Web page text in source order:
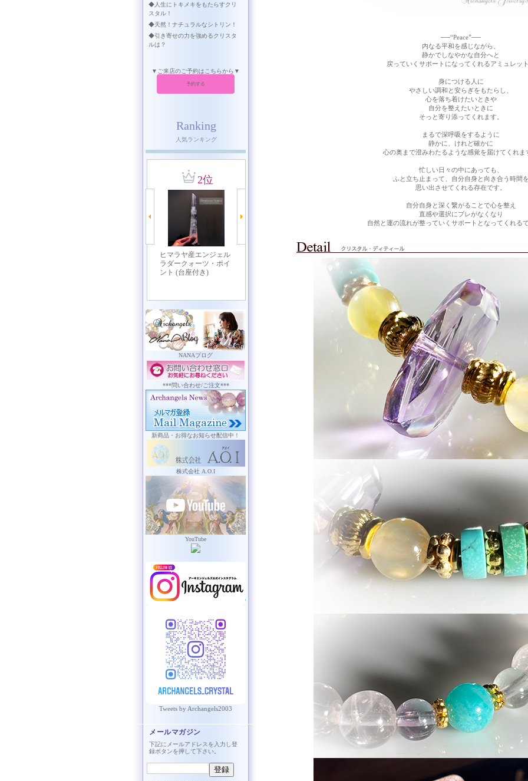
◆人生にトキメキをもたらすクリ
スタル！
◆天然！ナチュラルなシトリン！
◆引き寄せの力を強めるクリスタ
ルは？
▼ご来店のご予約はこちらから▼
予約する
Ranking
人気ランキング
NANAブログ
***問い合わせ/ご注文***
新商品・お得なお知らせ配信中！
株式会社 A.O.I
YouTube
Tweets by Archangels2003
メールマガジン
下記にメールアドレスを入力し登
録ボタンを押して下さい。
──“Peace”──
内なる平和を感じながら、
静かでしなやかな自分へと
戻っていくサポートになってくれるアミュレッ
身につける人に
やさしい調和と安らぎをもたらし、
心を落ち着けたいときや
自分を整えたいときに
そっと寄り添ってくれます。
まるで深呼吸をするように
静かに、けれど確かに
心の奥まで澄みわたるような感覚を届けてくれま
忙しい日々の中にあっても、
ふと立ち止まって、自分自身と向き合う時間
思い出させてくれる存在です。
自分自身と深く繋がることで心を整え
直感や選択にブレがなくなり
自然と運の流れが整っていくサポートとなってくれる